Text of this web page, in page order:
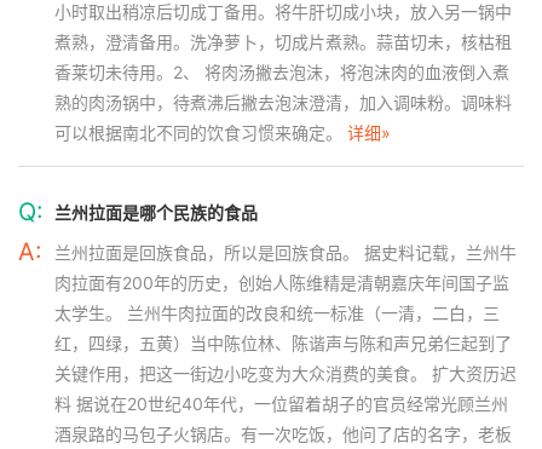
小时取出稍凉后切成丁备用。将牛肝切成小块，放入另一锅中
煮熟，澄清备用。洗净萝卜，切成片煮熟。蒜苗切未，核枯租
香莱切未待用。2、 将肉汤撇去泡沫，将泡沫肉的血液倒入煮
熟的肉汤锅中，待煮沸后撇去泡沫澄清，加入调味粉。调味料
可以根据南北不同的饮食习惯来确定。 详细»
Q: 兰州拉面是哪个民族的食品
A:
兰州拉面是回族食品，所以是回族食品。 据史料记载，兰州牛
肉拉面有200年的历史，创始人陈维精是清朝嘉庆年间国子监
太学生。 兰州牛肉拉面的改良和统一标准（一清，二白，三
红，四绿，五黄）当中陈位林、陈谐声与陈和声兄弟仨起到了
关键作用，把这一街边小吃变为大众消费的美食。 扩大资历迟
料 据说在20世纪40年代，一位留着胡子的官员经常光顾兰州
酒泉路的马包子火锅店。有一次吃饭，他问了店的名字，老板